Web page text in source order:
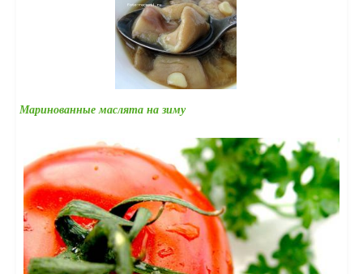
Маринованные маслята на зиму